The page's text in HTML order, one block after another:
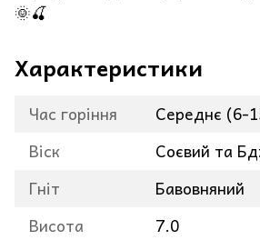
🌞🍒
Характеристики
Час горіння
Середнє (6-
Віск
Соєвий та
Гніт
Бавовняний
Висота
7.0